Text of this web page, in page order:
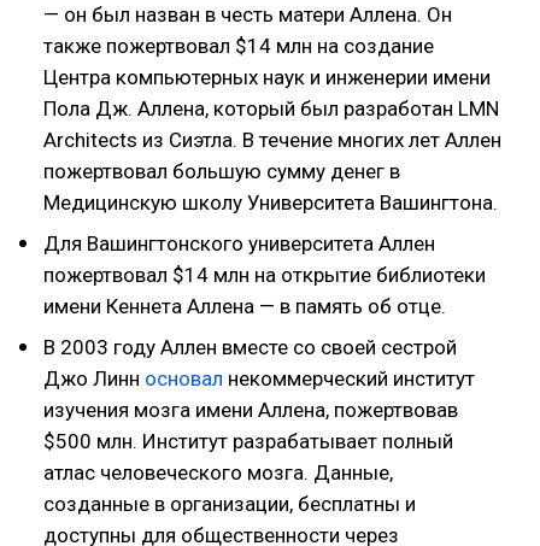
— он был назван в честь матери Аллена. Он
также пожертвовал $14 млн на создание
Центра компьютерных наук и инженерии имени
Пола Дж. Аллена, который был разработан LMN
Architects из Сиэтла. В течение многих лет Аллен
пожертвовал большую сумму денег в
Медицинскую школу Университета Вашингтона.
Для Вашингтонского университета Аллен
пожертвовал $14 млн на открытие библиотеки
имени Кеннета Аллена — в память об отце.
В 2003 году Аллен вместе со своей сестрой
Джо Линн основал некоммерческий институт
изучения мозга имени Аллена, пожертвовав
$500 млн. Институт разрабатывает полный
атлас человеческого мозга. Данные,
созданные в организации, бесплатны и
доступны для общественности через